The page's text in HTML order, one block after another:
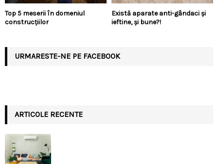
Top 5 meserii în domeniul
construcțiilor
Există aparate anti-gândaci și
ieftine, și bune?!
URMARESTE-NE PE FACEBOOK
ARTICOLE RECENTE